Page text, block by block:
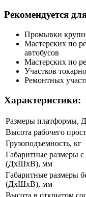
Рекомендуется
Промывки
Мастерских по
автобусов
Мастерских по
Участков
Ремонтных
Характеристики:
Размеры платформы,
Высота рабочего
Грузоподъемность, кг
Габаритные размеры
(ДхШхВ), мм
Габаритные размеры
(ДхШхВ), мм